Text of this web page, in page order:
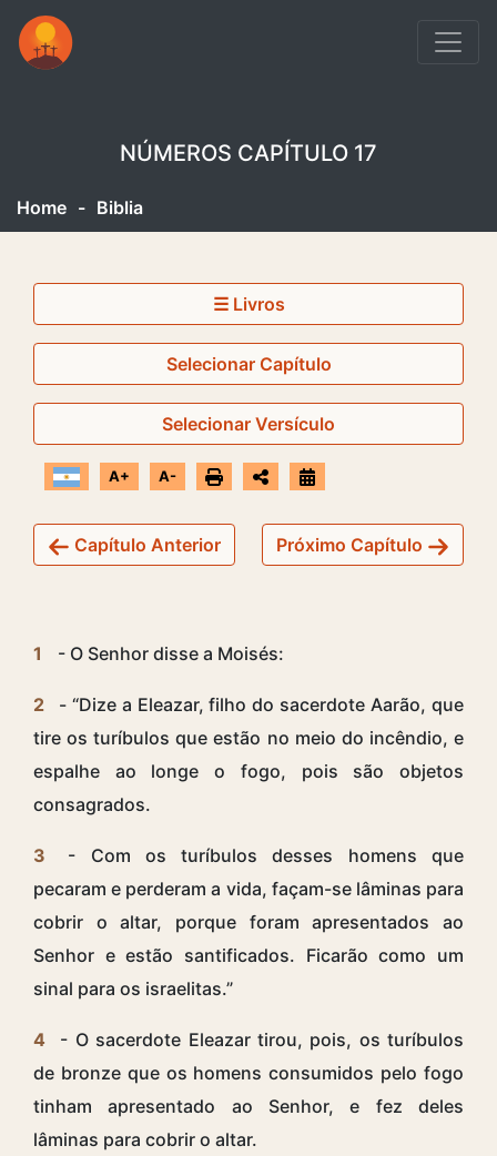
NÚMEROS CAPÍTULO 17
Home - Biblia
☰ Livros
Selecionar Capítulo
Selecionar Versículo
A+ A-
Capítulo Anterior Próximo Capítulo
1 - O Senhor disse a Moisés:
2
- “Dize a Eleazar, filho do sacerdote Aarão, que
tire os turíbulos que estão no meio do incêndio, e
espalhe ao longe o fogo, pois são objetos
consagrados.
3
- Com os turíbulos desses homens que
pecaram e perderam a vida, façam-se lâminas para
cobrir o altar, porque foram apresentados ao
Senhor e estão santificados. Ficarão como um
sinal para os israelitas.”
4
- O sacerdote Eleazar tirou, pois, os turíbulos
de bronze que os homens consumidos pelo fogo
tinham apresentado ao Senhor, e fez deles
lâminas para cobrir o altar.